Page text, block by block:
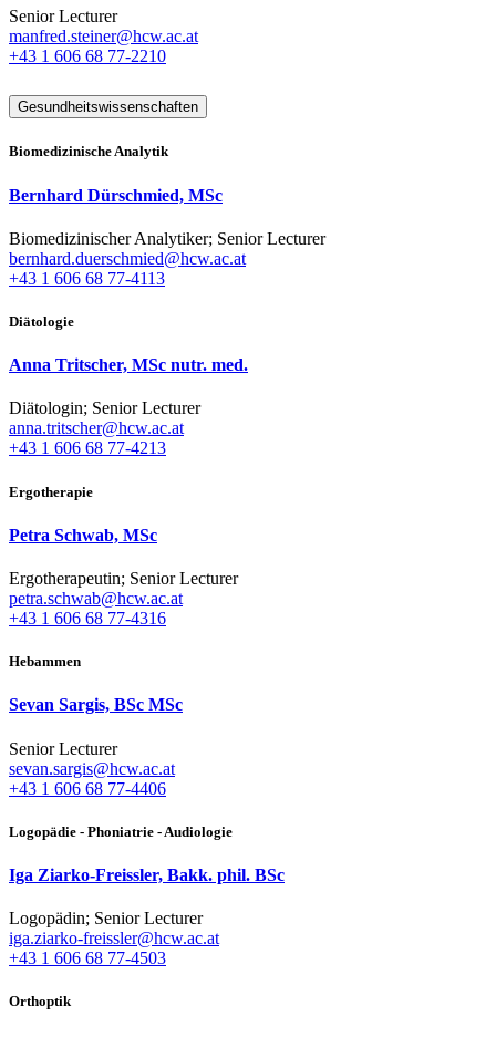
Senior Lecturer
manfred.steiner@hcw.ac.at
+43 1 606 68 77-2210
Gesundheitswissenschaften
Biomedizinische Analytik
Bernhard Dürschmied, MSc
Biomedizinischer Analytiker; Senior Lecturer
bernhard.duerschmied@hcw.ac.at
+43 1 606 68 77-4113
Diätologie
Anna Tritscher, MSc nutr. med.
Diätologin; Senior Lecturer
anna.tritscher@hcw.ac.at
+43 1 606 68 77-4213
Ergotherapie
Petra Schwab, MSc
Ergotherapeutin; Senior Lecturer
petra.schwab@hcw.ac.at
+43 1 606 68 77-4316
Hebammen
Sevan Sargis, BSc MSc
Senior Lecturer
sevan.sargis@hcw.ac.at
+43 1 606 68 77-4406
Logopädie - Phoniatrie - Audiologie
Iga Ziarko-Freissler, Bakk. phil. BSc
Logopädin; Senior Lecturer
iga.ziarko-freissler@hcw.ac.at
+43 1 606 68 77-4503
Orthoptik